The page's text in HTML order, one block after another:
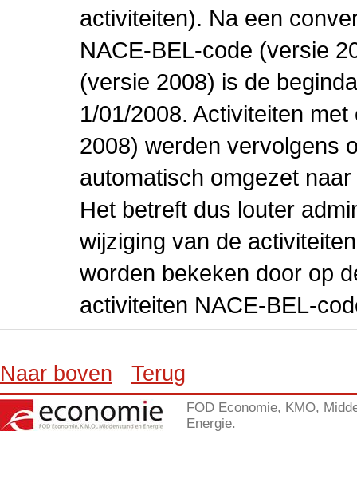
activiteiten). Na een
NACE-BEL-code (versie
(versie 2008) is de
1/01/2008. Activiteiten
2008) werden vervolgens
automatisch omgezet
Het betreft dus louter
wijziging van de
worden bekeken door op
activiteiten NACE-BEL-
Naar boven Terug
FOD Economie, KMO,
Energie.